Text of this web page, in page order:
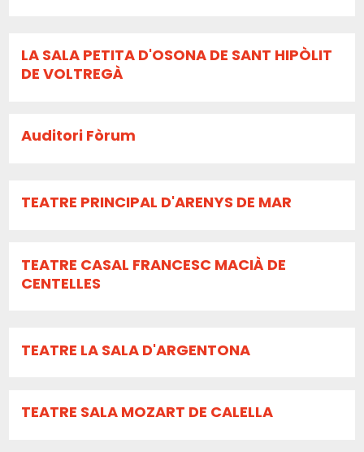
LA SALA PETITA D'OSONA DE SANT HIPÒLIT
DE VOLTREGÀ
Auditori Fòrum
TEATRE PRINCIPAL D'ARENYS DE MAR
TEATRE CASAL FRANCESC MACIÀ DE
CENTELLES
TEATRE LA SALA D'ARGENTONA
TEATRE SALA MOZART DE CALELLA